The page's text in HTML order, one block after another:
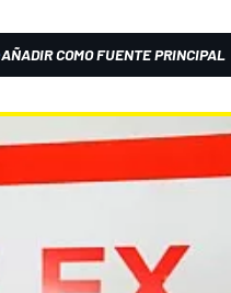
AÑADIR COMO FUENTE PRINCIPAL